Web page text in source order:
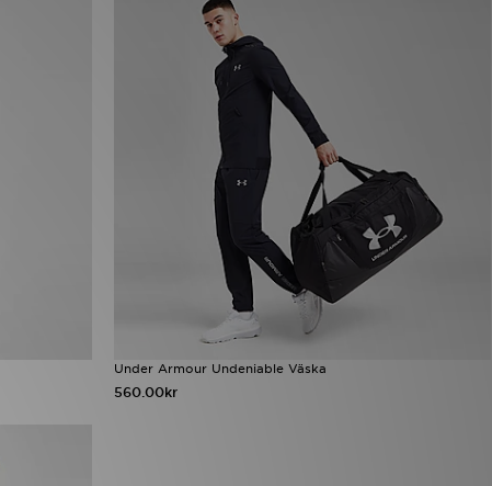
Under Armour Undeniable Väska
560.00kr